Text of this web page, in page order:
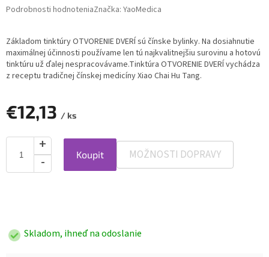
Podrobnosti hodnoteniaZnačka: YaoMedica
Základom tinktúry OTVORENIE DVERÍ sú čínske bylinky. Na dosiahnutie
maximálnej účinnosti používame len tú najkvalitnejšiu surovinu a hotovú
tinktúru už ďalej nespracovávame.Tinktúra OTVORENIE DVERÍ vychádza
z receptu tradičnej čínskej medicíny Xiao Chai Hu Tang.
€12,13 / ks
Koupit MOŽNOSTI DOPRAVY
Skladom, ihneď na odoslanie